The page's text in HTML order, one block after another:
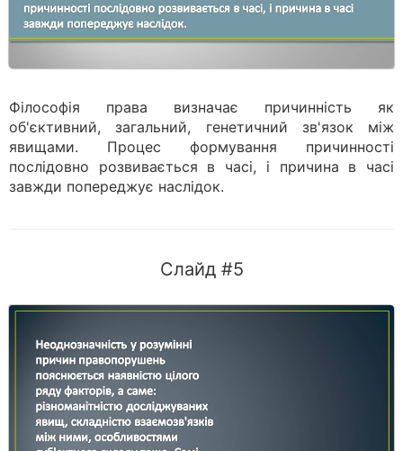
Філософія права визначає причинність як
об'єктивний, загальний, генетичний зв'язок між
явищами. Процес формування причинності
послідовно розвивається в часі, і причина в часі
завжди попереджує наслідок.
Слайд #5